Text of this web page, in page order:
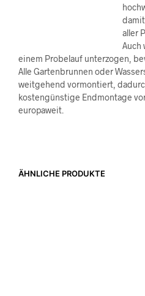
aller
Auch
einem Probelauf unterzogen,
Alle Gartenbrunnen oder
weitgehend vormontiert,
kostengünstige Endmontage
europaweit.
ÄHNLICHE PRODUKTE